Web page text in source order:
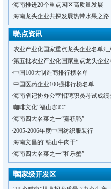
·海南推进20个重点园区高质量发展
·海南龙头企业共探发展热带水果之路
热点资讯
·农业产业化国家重点龙头企业名单汇
·第五批农业产业化国家重点龙头企业
·中国100大制造商排行榜名单
·中国医药企业100强排行榜名单
·海南省记协办公室招聘职员考试成绩
·咖啡文化“福山咖啡”
·海南四大名菜之一“嘉积鸭”
·2005-2006年度中国纺织服装行
·海南文昌的“锦山牛肉干”
·海南四大名菜之一“和乐蟹”
国家级开发区
·狮子岭工业园： 新能源产业发展集
·“四个瞄向”提高招商质量,3央企生产